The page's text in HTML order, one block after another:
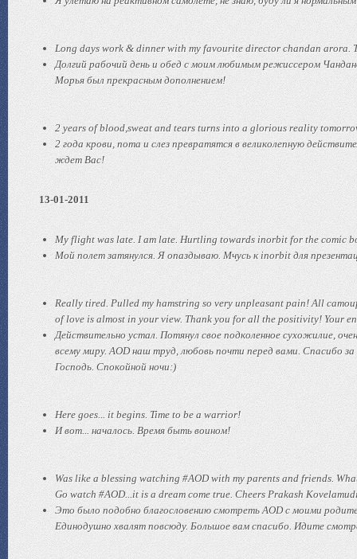
Long days work & dinner with my favourite director chandan
Долгий рабочий день и обед с моим любимым режиссером
Морья был прекрасным дополнением!
2 years of blood,sweat and tears turns into a glorious reality
2 года крови, пота и слез превратятся в великолепную
ждет Вас!
13-01-2011
My flight was late. I am late. Hurtling towards inorbit for the comic
Мой полет затянулся. Я опаздываю. Мчусь к inorbit для
Really tired. Pulled my hamstring so very unpleasant pain! All
of love is almost in your view. Thank you for all the positivity! Your
Действительно устал. Потянул свое подколенное сухожилие,
всему миру. AOD наш труд, любовь почти перед вами. Спасибо
Господь. Спокойной ночи:)
Here goes... it begins. Time to be a warrior!
И вот... началось. Время быть воином!
Was like a blessing watching #AOD with my parents and friends.
Go watch #AOD...it is a dream come true. Cheers Prakash
Это было подобно благословению смотреть AOD с моими
Единодушно хвалят повсюду. Большое вам спасибо. Идите